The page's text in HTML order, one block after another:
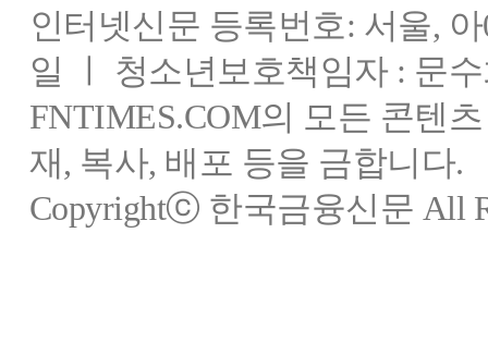
인터넷신문 등록번호: 서울,
일 ㅣ 청소년보호책임자 : 문
FNTIMES.COM의 모든 콘텐
재, 복사, 배포 등을 금합니다.
Copyrightⓒ 한국금융신문 All